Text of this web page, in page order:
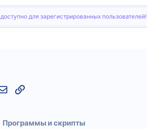
для зарегистрированных пользователей!
Электронная почта
Ссылка
Программы и скрипты